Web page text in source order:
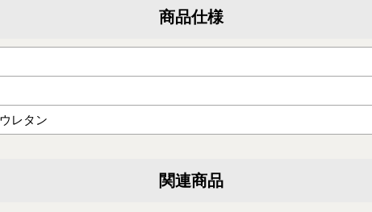
商品仕様
レタン
関連商品